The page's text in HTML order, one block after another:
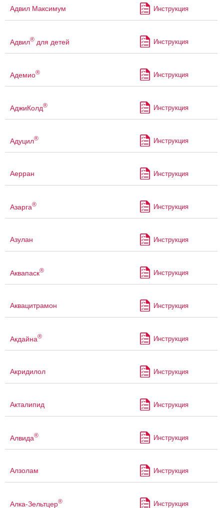
Адвил Максимум Инструкция
Адвил® для детей Инструкция
Адемио® Инструкция
АджиКолд® Инструкция
Адуцил® Инструкция
Аерран Инструкция
Азарга® Инструкция
Азулан Инструкция
Аквапаск® Инструкция
Аквацитрамон Инструкция
Акдайна® Инструкция
Акридилол Инструкция
Акталипид Инструкция
Алвида® Инструкция
Алзолам Инструкция
Алка-Зельтцер® Инструкция